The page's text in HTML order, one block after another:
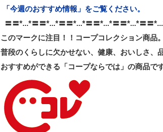
「今週のおすすめ情報」をご覧ください。
〓〓*...*〓〓*...*〓〓*...*〓〓*...*〓〓*...*〓〓
このマークに注目！！コープコレクション商品
普段のくらしに欠かせない、健康、おいしさ、
おすすめができる「コープならでは」の商品です